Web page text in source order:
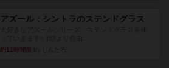
アズール：シントラのステンドグラス
約11時間前